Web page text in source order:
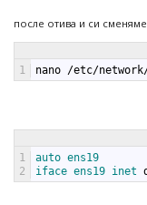
после отива и си
1 nano /etc/network
1
2
auto ens19
iface ens19 inet